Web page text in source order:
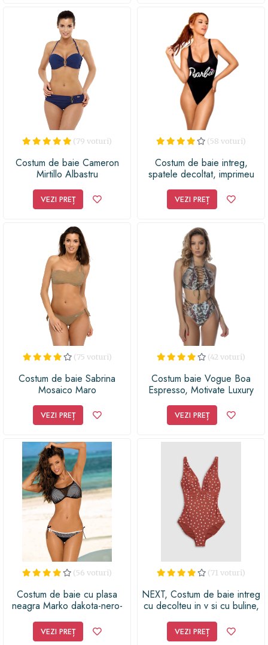
(79 voturi)
Costum de baie Cameron
Mirtillo Albastru
VEZI PREȚ
(58 voturi)
Costum de baie intreg,
spatele decoltat, imprimeu
Negru, S INTL, Costum
intreg
VEZI PREȚ
(75 voturi)
Costum de baie Sabrina
Mosaico Maro
VEZI PREȚ
(42 voturi)
Costum baie Vogue Boa
Espresso, Motivate Luxury
VEZI PREȚ
(56 voturi)
Costum de baie cu plasa
neagra Marko dakota-nero-
VEZI PREȚ
(71 voturi)
NEXT, Costum de baie intreg
cu decolteu in v si cu buline,
VEZI PREȚ